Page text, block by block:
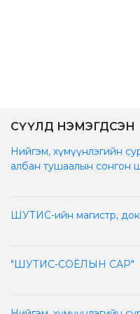
СҮҮЛД НЭМЭГДСЭН
Нийгэм, хүмүүнлэгийн
албан тушаалын сонгон
ШУТИС-ийн магистр,
"ШУТИС-СОЁЛЫН САР"